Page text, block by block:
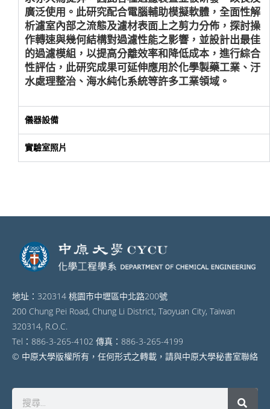
廣泛使用。此研究配合電腦輔助模擬軟體，全面性解
析濾室內部之流態及濾材表面上之剪力分佈，探討操
作轉速與幾何結構對過濾性能之影響，並設計出最佳
的過濾模組，以提高分離效率和降低成本，進行綜合
性評估，此研究成果可延伸應用於化學製藥工業、汙
水處理整治、海水純化系統等許多工業領域。
儀器設備
實驗室照片
地址：320314 桃園市中壢區中北路200號
200 Chung Pei Road, Chung Li District, Taoyuan City, Taiwan
320314, R.O.C.
Tel：886-3-265-4102 傳真：886-3-265-4199
© 中原大學版權所有，任何形式之轉載，請與中原大學秘書室聯絡